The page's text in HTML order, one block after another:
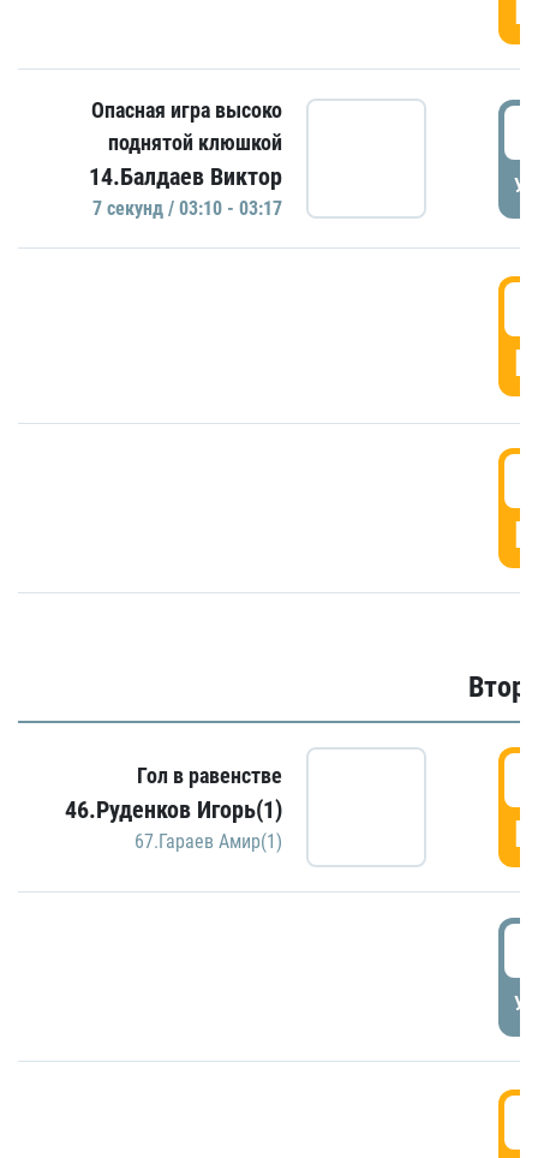
Опасная игра высоко
поднятой клюшкой
14.Балдаев Виктор
7 секунд / 03:10 - 03:17
Гол в равенстве
46.Руденков Игорь(1)
67.Гараев Амир(1)